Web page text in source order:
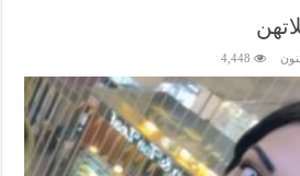
4,448